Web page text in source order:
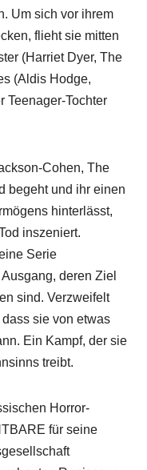
Um sich vor ihrem
flieht sie mitten
(Harriet Dyer, The
(Aldis Hodge,
Teenager-Tochter
Cohen, The
begeht und ihr einen
hinterlässt,
inszeniert.
Serie
deren Ziel
sind. Verzweifelt
sie von etwas
Ein Kampf, der sie
treibt.
Horror-
für seine